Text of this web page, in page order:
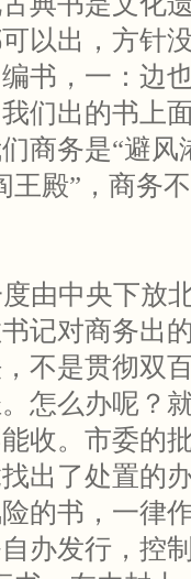
以出，方针
书，一：边
们出的书上
商务是“避风
王殿”，商务
由中央下放
记对商务出
不是贯彻双
怎么办呢？
收。市委的
出了处置的
的书，一律
办发行，控